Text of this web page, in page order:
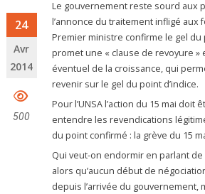
24
Avr
2014
500
Le gouvernement reste sourd aux
l’annonce du traitement infligé aux
Premier ministre confirme le gel du
promet une « clause de revoyure
éventuel de la croissance, qui
revenir sur le gel du point d’indice.
Pour l’UNSA l’action du 15 mai doit
entendre les revendications
du point confirmé : la grève du 15
Qui veut-on endor­mir en par­lant
alors qu’aucun début de
depuis l’arri­vée du gou­ver­ne­ment,